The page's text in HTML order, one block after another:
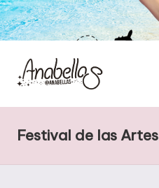
Festival de las Artes